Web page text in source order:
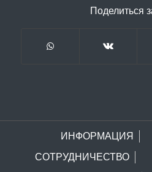
Поделиться
ИНФОРМАЦИЯ
СОТРУДНИЧЕСТВО